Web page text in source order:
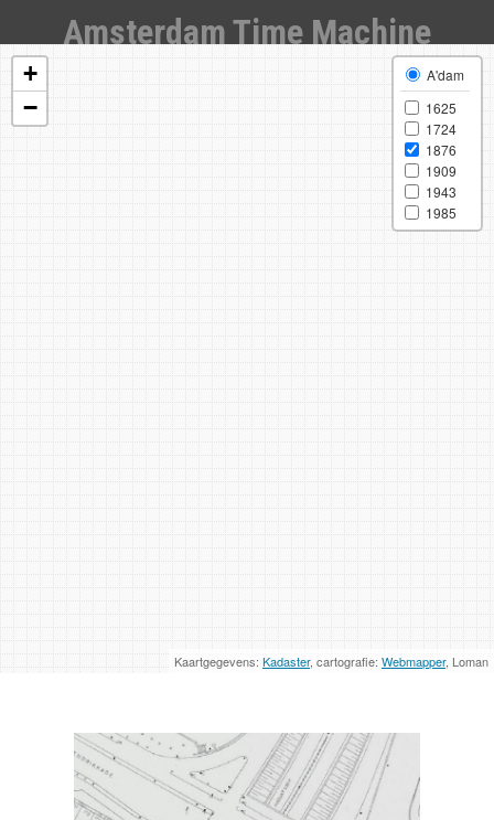
Amsterdam Time Machine
+
−
A'dam
1625
1724
1876
1909
1943
1985
Kaartgegevens: Kadaster, cartografie: Webmapper, Loman